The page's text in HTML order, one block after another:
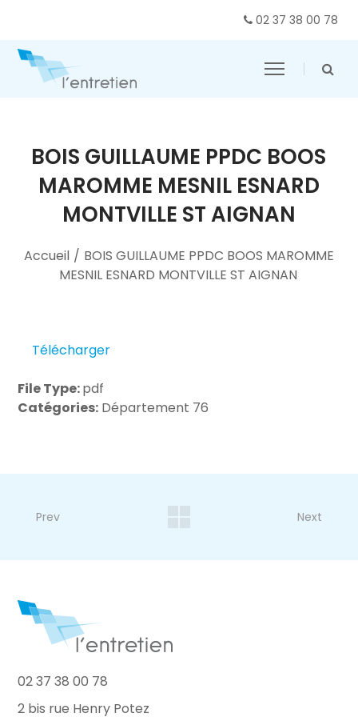
02 37 38 00 78
BOIS GUILLAUME PPDC BOOS
MAROMME MESNIL ESNARD
MONTVILLE ST AIGNAN
Accueil / BOIS GUILLAUME PPDC BOOS MAROMME
MESNIL ESNARD MONTVILLE ST AIGNAN
Télécharger
File Type:pdf
Catégories: Département 76
Prev Next
02 37 38 00 78
2 bis rue Henry Potez